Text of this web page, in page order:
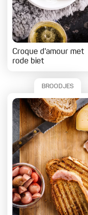
Croque d'amour met
rode biet
BROODJES